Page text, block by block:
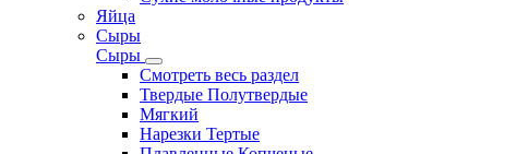
Яйца
Сыры
Сыры
Смотреть весь раздел
Твердые Полутвердые
Мягкий
Нарезки Тертые